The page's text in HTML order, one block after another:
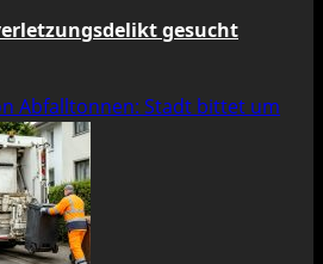
gesucht
Abfalltonnen: Stadt bittet um